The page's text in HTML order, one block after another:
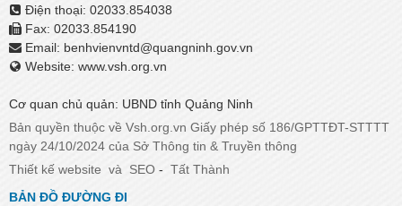
Điện thoại: 02033.854038
Fax: 02033.854190
Email: benhvienvntd@quangninh.gov.vn​​​​​​​
Website: www.vsh.org.vn
Cơ quan chủ quản: UBND tỉnh Quảng Ninh
Bản quyền thuộc về Vsh.org.vn Giấy phép số 186/GPTTĐT-STTTT
ngày 24/10/2024 của Sở Thông tin & Truyền thông
Thiết kế website và SEO - Tất Thành
BẢN ĐỒ ĐƯỜNG ĐI